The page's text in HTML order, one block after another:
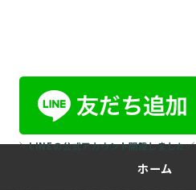
＼LINEの公式アカウント開設しました／
ホーム